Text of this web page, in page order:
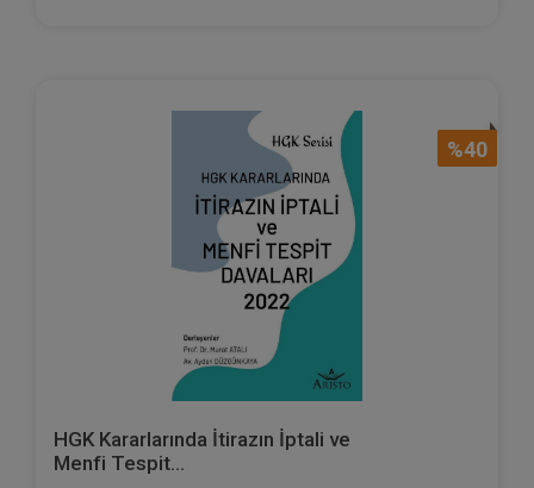
%40
HGK Kararlarında İtirazın İptali ve
Menfi Tespit...